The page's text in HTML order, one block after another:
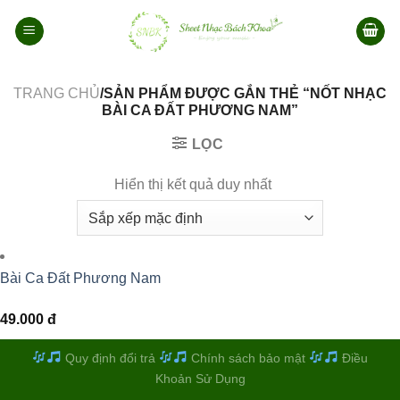
qua
TRANG CHỦ/SẢN PHẨM ĐƯỢC GẮN THẺ “NỐT NHẠC
BÀI CA ĐẤT PHƯƠNG NAM”
LỌC
Hiển thị kết quả duy nhất
Bài Ca Đất Phương Nam
49.000 đ
Quy định đổi trả Chính sách bảo mật
Điều
Khoản Sử Dụng